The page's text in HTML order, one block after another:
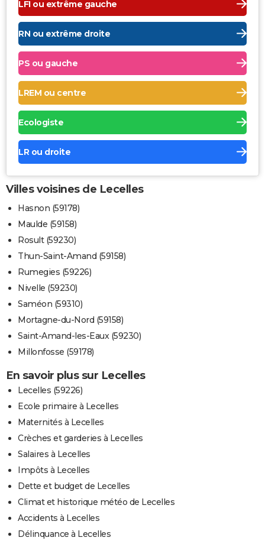
LFI ou extrême gauche
RN ou extrême droite
PS ou gauche
LREM ou centre
Ecologiste
LR ou droite
Villes voisines de Lecelles
Hasnon (59178)
Maulde (59158)
Rosult (59230)
Thun-Saint-Amand (59158)
Rumegies (59226)
Nivelle (59230)
Saméon (59310)
Mortagne-du-Nord (59158)
Saint-Amand-les-Eaux (59230)
Millonfosse (59178)
En savoir plus sur Lecelles
Lecelles (59226)
Ecole primaire à Lecelles
Maternités à Lecelles
Crèches et garderies à Lecelles
Salaires à Lecelles
Impôts à Lecelles
Dette et budget de Lecelles
Climat et historique météo de Lecelles
Accidents à Lecelles
Délinquance à Lecelles